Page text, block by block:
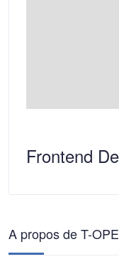
Frontend
A propos de T-